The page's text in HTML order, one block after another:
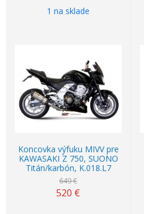
1 na sklade
Koncovka výfuku MIVV pre
KAWASAKI Z 750, SUONO
Titán/karbón, K.018.L7
649 €
520 €